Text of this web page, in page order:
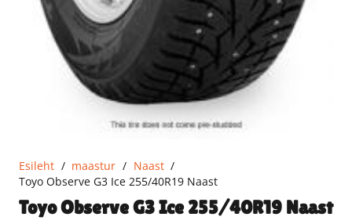
Esileht / maastur / Naast /
Toyo Observe G3 Ice 255/40R19 Naast
Toyo Observe G3 Ice 255/40R19 Naast